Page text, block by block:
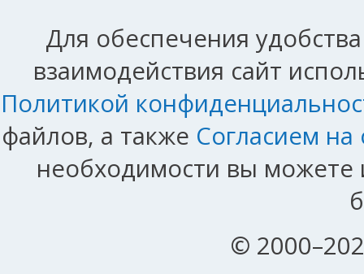
Для обеспечения
взаимодействия сайт
Политикой
файлов, а также Согласием
необходимости вы можете
©